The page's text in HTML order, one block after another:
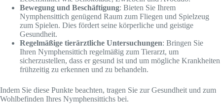
Bewegung und Beschäftigung: Bieten Sie Ihrem
Nymphensittich genügend Raum zum Fliegen und Spielzeug
zum Spielen. Dies fördert seine körperliche und geistige
Gesundheit.
Regelmäßige tierärztliche Untersuchungen: Bringen Sie
Ihren Nymphensittich regelmäßig zum Tierarzt, um
sicherzustellen, dass er gesund ist und um mögliche Krankheiten
frühzeitig zu erkennen und zu behandeln.
Indem Sie diese Punkte beachten, tragen Sie zur Gesundheit und zum
Wohlbefinden Ihres Nymphensittichs bei.